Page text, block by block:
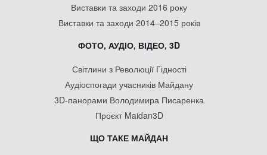
Виставки та заходи 2016 року
Виставки та заходи 2014–2015 років
ФОТО, АУДІО, ВІДЕО, 3D
Світлини з Революції Гідності
Аудіоспогади учасників Майдану
3D-панорами Володимира Писаренка
Проєкт Maidan3D
ЩО ТАКЕ МАЙДАН